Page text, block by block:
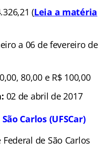
(Leia a matéria
a 06 de fevereiro de
80,00 e R$ 100,00
02 de abril de 2017
Carlos (UFSCar)
de São Carlos